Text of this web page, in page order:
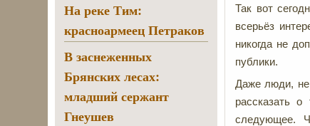
Так вот
всерьёз
никогда не
публики.
Даже люди, не
рассказать
следующее.
На реке Тим:
красноармеец Петраков
В заснеженных
Брянских лесах:
младший сержант
Гнеушев